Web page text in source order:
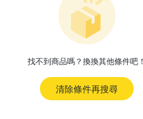
找不到商品嗎？換換其他條件吧！
清除條件再搜尋